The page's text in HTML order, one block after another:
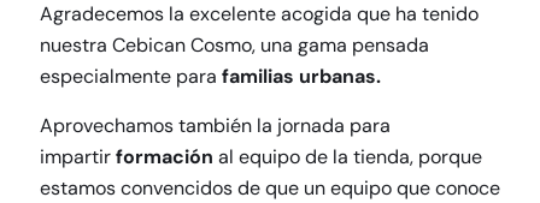
Agradecemos la excelente acogida que ha tenido
nuestra Cebican Cosmo, una gama pensada
especialmente para familias urbanas.
Aprovechamos también la jornada para
impartirformación al equipo de la tienda, porque
estamos convencidos de que un equipo que conoce